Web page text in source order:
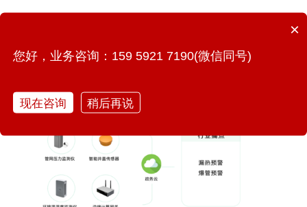
热力管网监测系统：对供热管网的蒸汽管道排潮孔温度、疏水箱
压力，热水管网土壤温度，管网流量、压力，井盖异动等指标进
城市供热稳定安全运行。
×
您好，业务咨询：159 5921 7190(微信同号)
现在咨询 稍后再说